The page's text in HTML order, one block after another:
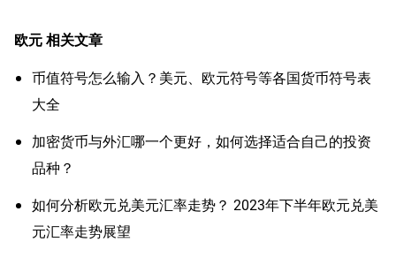
欧元相关文章
币值符号怎么输入？美元、欧元符号等各国货币符号表
大全
加密货币与外汇哪一个更好，如何选择适合自己的投资
品种？
如何分析欧元兑美元汇率走势？ 2023年下半年欧元兑美
元汇率走势展望